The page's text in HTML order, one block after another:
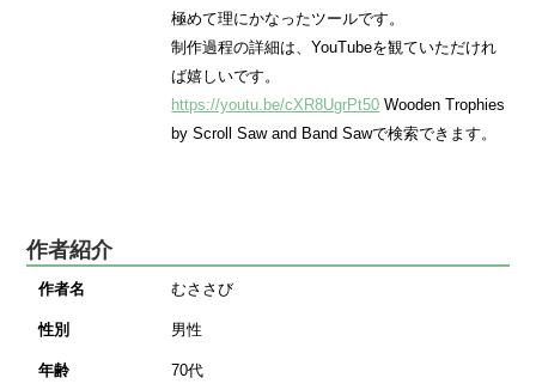
極めて理にかなったツールです。
制作過程の詳細は、YouTubeを観ていただけれ
ば嬉しいです。
https://youtu.be/cXR8UgrPt50 Wooden Trophies
by Scroll Saw and Band Sawで検索できます。
作者紹介
作者名 むささび
性別 男性
年齢 70代